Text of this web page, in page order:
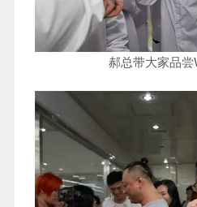
郝总带大家品